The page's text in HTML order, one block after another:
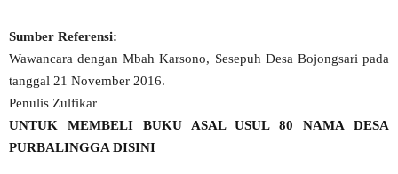
Sumber Referensi:
Wawancara dengan Mbah Karsono, Sesepuh Desa Bojongsari pada
tanggal 21 November 2016.
Penulis Zulfikar
UNTUK MEMBELI BUKU ASAL USUL 80 NAMA DESA
PURBALINGGA DISINI